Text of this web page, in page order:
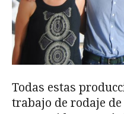
Todas estas
trabajo de rodaje